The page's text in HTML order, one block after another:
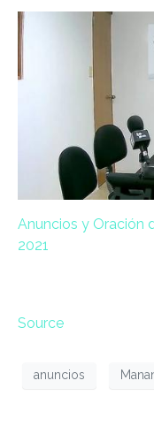
Anuncios y Oración
2021
Source
anuncios